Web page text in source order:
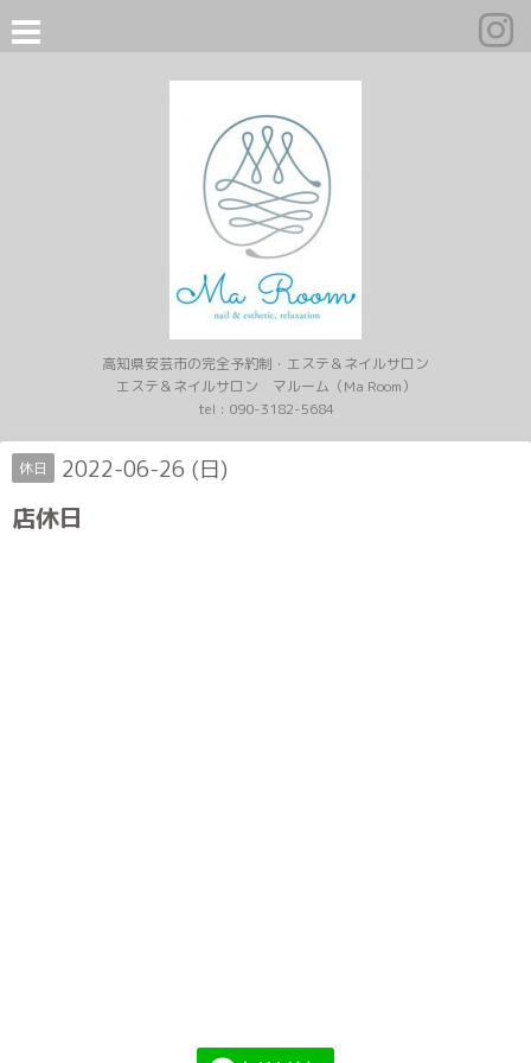
高知県安芸市の完全予約制・エステ＆ネイルサロン
エステ＆ネイルサロン マルーム（Ma Room）
tel : 090-3182-5684
休日 2022-06-26 (日)
店休日